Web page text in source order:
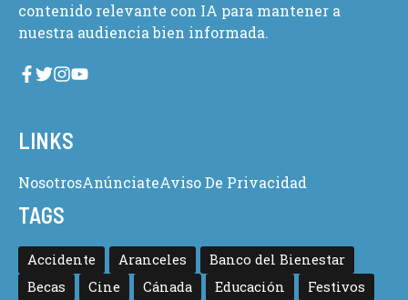
contenido relevante con IA para mantener a
nuestra audiencia bien informada.
LINKS
NosotrosAnúnciateAviso De Privacidad
TAGS
Accidente Aranceles
Banco del Bienestar
Becas
Cine Cánada Educación Festivos